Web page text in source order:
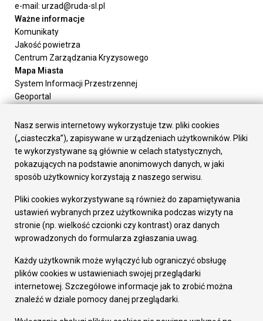
e-mail: urzad@ruda-sl.pl
Ważne informacje
Komunikaty
Jakość powietrza
Centrum Zarządzania Kryzysowego
Mapa Miasta
System Informacji Przestrzennej
Geoportal
Załatw sprawę
Prezydent Miasta
Rada Miasta
Wydziały
Elektroniczna Skrzynka Podawcza
Gospodarka
Fundusze europejskie
Środki krajowe
Oferty inwestycyjne
Pozostałe
Deklaracja dostępności
Dane osobowe
Dodaj opinię o witrynie
Nasz serwis internetowy wykorzystuje tzw. pliki cookies
(„ciasteczka”), zapisywane w urządzeniach użytkowników. Pliki
te wykorzystywane są głównie w celach statystycznych,
pokazujących na podstawie anonimowych danych, w jaki
sposób użytkownicy korzystają z naszego serwisu.
Pliki cookies wykorzystywane są również do zapamiętywania
ustawień wybranych przez użytkownika podczas wizyty na
stronie (np. wielkość czcionki czy kontrast) oraz danych
wprowadzonych do formularza zgłaszania uwag.
Każdy użytkownik może wyłączyć lub ograniczyć obsługę
plików cookies w ustawieniach swojej przeglądarki
internetowej. Szczegółowe informacje jak to zrobić można
znaleźć w dziale pomocy danej przeglądarki.